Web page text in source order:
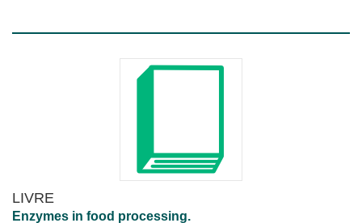
LIVRE
Enzymes in food processing.